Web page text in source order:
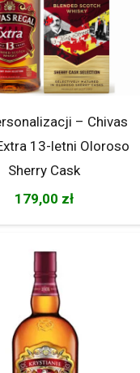
– Chivas
13-letni Oloroso
Sherry Cask
179,00 zł